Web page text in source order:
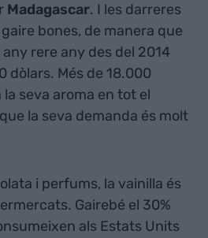
Madagascar. I les darreres
bones, de manera que
rere any des del 2014
dòlars. Més de 18.000
seva aroma en tot el
la seva demanda és molt
i perfums, la vainilla és
Gairebé el 30%
als Estats Units